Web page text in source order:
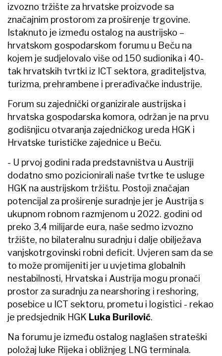
izvozno tržište za hrvatske proizvode sa
značajnim prostorom za proširenje trgovine.
Istaknuto je između ostalog na austrijsko –
hrvatskom gospodarskom forumu u Beču na
kojem je sudjelovalo više od 150 sudionika i 40-
tak hrvatskih tvrtki iz ICT sektora, graditeljstva,
turizma, prehrambene i prerađivačke industrije.
Forum su zajednički organizirale austrijska i
hrvatska gospodarska komora, održan je na prvu
godišnjicu otvaranja zajedničkog ureda HGK i
Hrvatske turističke zajednice u Beču.
- U prvoj godini rada predstavništva u Austriji
dodatno smo pozicionirali naše tvrtke te usluge
HGK na austrijskom tržištu. Postoji značajan
potencijal za proširenje suradnje jer je Austrija s
ukupnom robnom razmjenom u 2022. godini od
preko 3,4 milijarde eura, naše sedmo izvozno
tržište, no bilateralnu suradnju i dalje obilježava
vanjskotrgovinski robni deficit. Uvjeren sam da se
to može promijeniti jer u uvjetima globalnih
nestabilnosti, Hrvatska i Austrija mogu pronaći
prostor za suradnju za nearshoring i reshoring,
posebice u ICT sektoru, prometu i logistici - rekao
je predsjednik HGK Luka Burilović.
Na forumu je između ostalog naglašen strateški
položaj luke Rijeka i obližnjeg LNG terminala.